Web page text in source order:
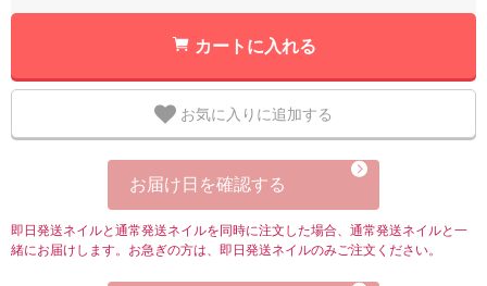
カートに入れる
お気に入りに追加する
お届け日を確認する
即日発送ネイルと通常発送ネイルを同時に注文した場合、通常発送ネイルと一
緒にお届けします。お急ぎの方は、即日発送ネイルのみご注文ください。